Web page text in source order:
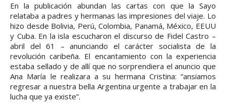
En la publicación abundan las cartas con que la Sayo
relataba a padres y hermanas las impresiones del viaje. Lo
hizo desde Bolivia, Perú, Colombia, Panamá, México, EEUU
y Cuba. En la isla escucharon el discurso de Fidel Castro –
abril del 61 – anunciando el carácter socialista de la
revolución caribeña. El encantamiento con la experiencia
estaba sellado y de allí que no sorprendiera el anuncio que
Ana María le realizara a su hermana Cristina: “ansiamos
regresar a nuestra bella Argentina urgente a trabajar en la
lucha que ya existe”.